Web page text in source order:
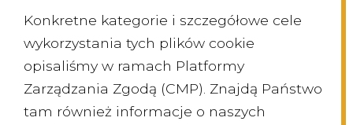
Konkretne kategorie i szczegółowe cele
wykorzystania tych plików cookie
opisaliśmy w ramach Platformy
Zarządzania Zgodą (CMP). Znajdą Państwo
tam również informacje o naszych